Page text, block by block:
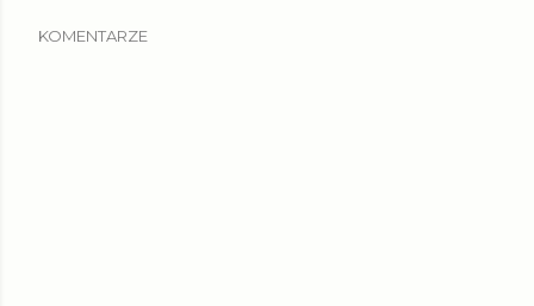
KOMENTARZE